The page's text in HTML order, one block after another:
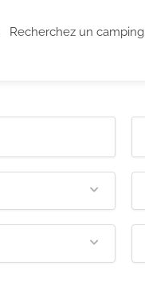
Recherchez un camping